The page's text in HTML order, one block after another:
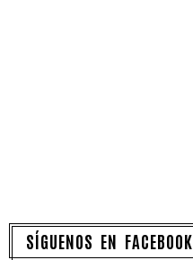
SÍGUENOS EN FACEBOOK